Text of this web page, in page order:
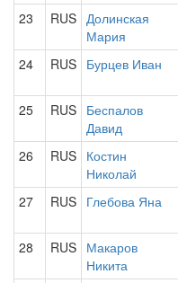
23 RUS Долинская
Мария
24 RUS Бурцев Иван
25 RUS Беспалов
Давид
26 RUS Костин
Николай
27 RUS Глебова Яна
28 RUS Макаров
Никита